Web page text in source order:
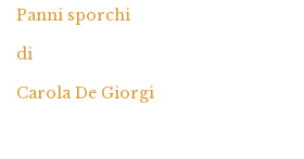
Panni sporchi
di
Carola De Giorgi